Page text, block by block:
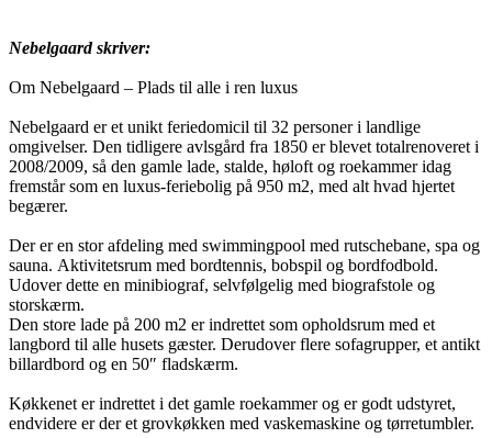
Nebelgaard skriver:
Om Nebelgaard – Plads til alle i ren luxus
Nebelgaard er et unikt feriedomicil til 32 personer i landlige
omgivelser. Den tidligere avlsgård fra 1850 er blevet totalrenoveret i
2008/2009, så den gamle lade, stalde, høloft og roekammer idag
fremstår som en luxus-feriebolig på 950 m2, med alt hvad hjertet
begærer.
Der er en stor afdeling med swimmingpool med rutschebane, spa og
sauna. Aktivitetsrum med bordtennis, bobspil og bordfodbold.
Udover dette en minibiograf, selvfølgelig med biografstole og
storskærm.
Den store lade på 200 m2 er indrettet som opholdsrum med et
langbord til alle husets gæster. Derudover flere sofagrupper, et antikt
billardbord og en 50″ fladskærm.
Køkkenet er indrettet i det gamle roekammer og er godt udstyret,
endvidere er der et grovkøkken med vaskemaskine og tørretumbler.